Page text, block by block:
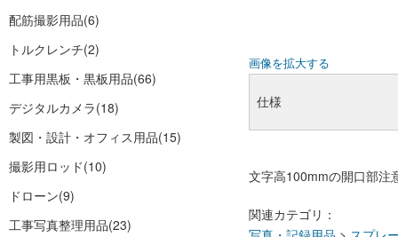
配筋撮影用品(6)
トルクレンチ(2)
工事用黒板・黒板用品(66)
デジタルカメラ(18)
製図・設計・オフィス用品(15)
撮影用ロッド(10)
ドローン(9)
工事写真整理用品(23)
画像を拡大する
仕様
文字高100mmの開口部注
関連カテゴリ：